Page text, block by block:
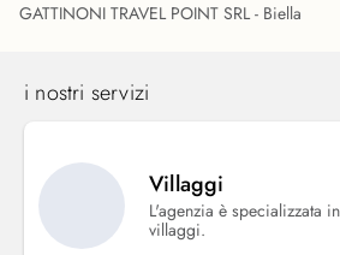
GATTINONI TRAVEL POINT SRL - Biella
i nostri servizi
Villaggi
L'agenzia è specializzata in
villaggi.